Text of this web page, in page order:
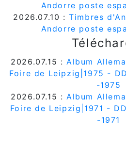
Andorre poste
2026.07.10 :Timbres
Andorre poste
2026.07.15 : Album
Foire de Leipzig|1975 -
-1975
2026.07.15 : Album
Foire de Leipzig|1971 -
-1971